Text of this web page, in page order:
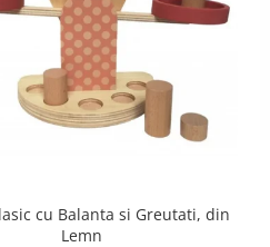
cu Balanta si Greutati, din
Lemn